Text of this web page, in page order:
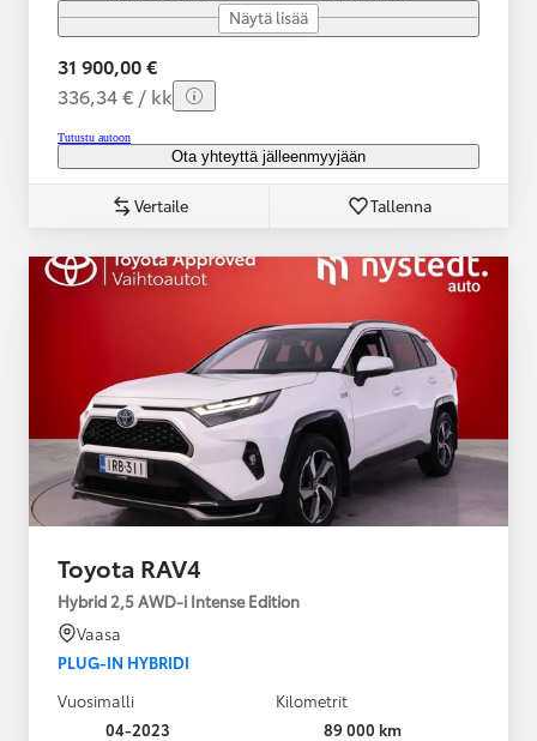
Näytä lisää
31 900,00 €
336,34 € / kk
Tutustu autoon
Ota yhteyttä jälleenmyyjään
Vertaile Tallenna
Toyota RAV4
Hybrid 2,5 AWD-i Intense Edition
Vaasa
PLUG-IN HYBRIDI
Vuosimalli
04-2023
Kilometrit
89 000 km